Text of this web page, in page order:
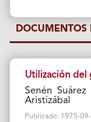
DOCUMENTOS
Utilización del
Senén
Aristizábal
Publicado: 1975-